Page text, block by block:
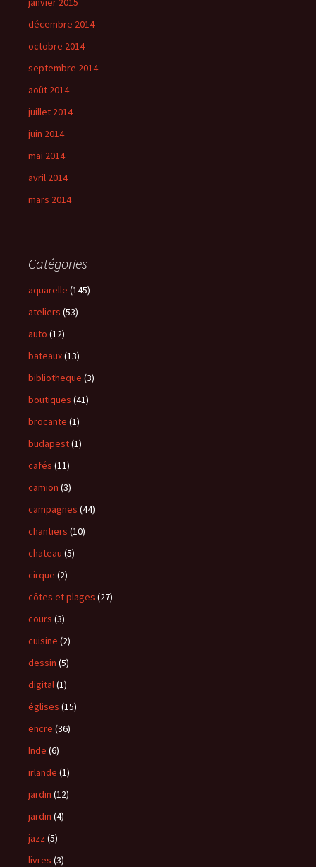
décembre 2014
octobre 2014
septembre 2014
août 2014
juillet 2014
juin 2014
mai 2014
avril 2014
mars 2014
Catégories
aquarelle (145)
ateliers (53)
auto (12)
bateaux(13)
bibliotheque (3)
boutiques (41)
brocante (1)
budapest(1)
cafés (11)
camion (3)
campagnes (44)
chantiers (10)
chateau (5)
cirque (2)
côtes et plages (27)
cours (3)
cuisine (2)
dessin (5)
digital(1)
églises (15)
encre (36)
Inde (6)
irlande (1)
jardin (12)
jardin (4)
jazz (5)
livres (3)